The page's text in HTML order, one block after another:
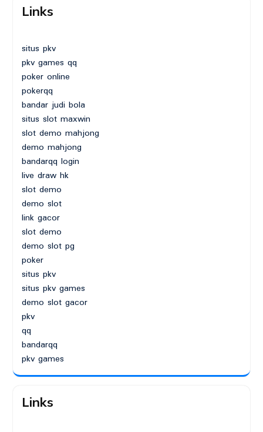
Links
situs pkv
pkv games qq
poker online
pokerqq
bandar judi bola
situs slot maxwin
slot demo mahjong
demo mahjong
bandarqq login
live draw hk
slot demo
demo slot
link gacor
slot demo
demo slot pg
poker
situs pkv
situs pkv games
demo slot gacor
pkv
qq
bandarqq
pkv games
Links